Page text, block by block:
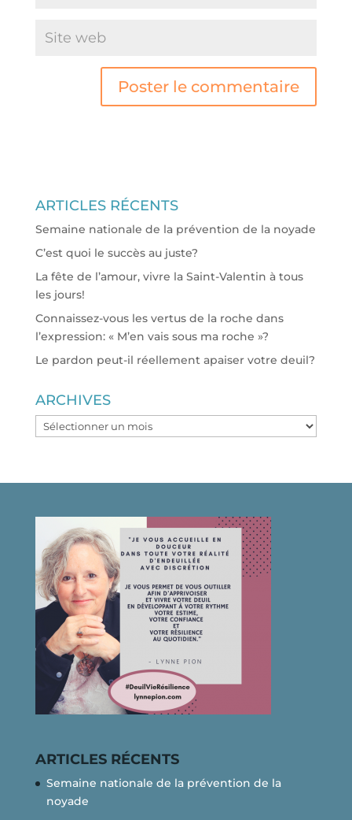
ARTICLES RÉCENTS
Semaine nationale de la prévention de la noyade
C’est quoi le succès au juste?
La fête de l’amour, vivre la Saint-Valentin à tous
les jours!
Connaissez-vous les vertus de la roche dans
l’expression: « M’en vais sous ma roche »?
Le pardon peut-il réellement apaiser votre deuil?
ARCHIVES
ARCHIVES
ARTICLES RÉCENTS
Semaine nationale de la prévention de la
noyade